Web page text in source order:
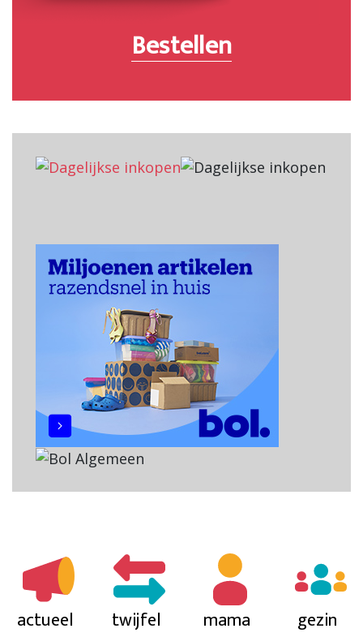
Bestellen
actueel twijfel mama gezin